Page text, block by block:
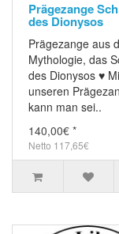
Prägezange
des Dionysos
Prägezange aus
Mythologie, das
des Dionysos ♥
unseren
kann man sei..
140,00€ *
Netto 117,65€